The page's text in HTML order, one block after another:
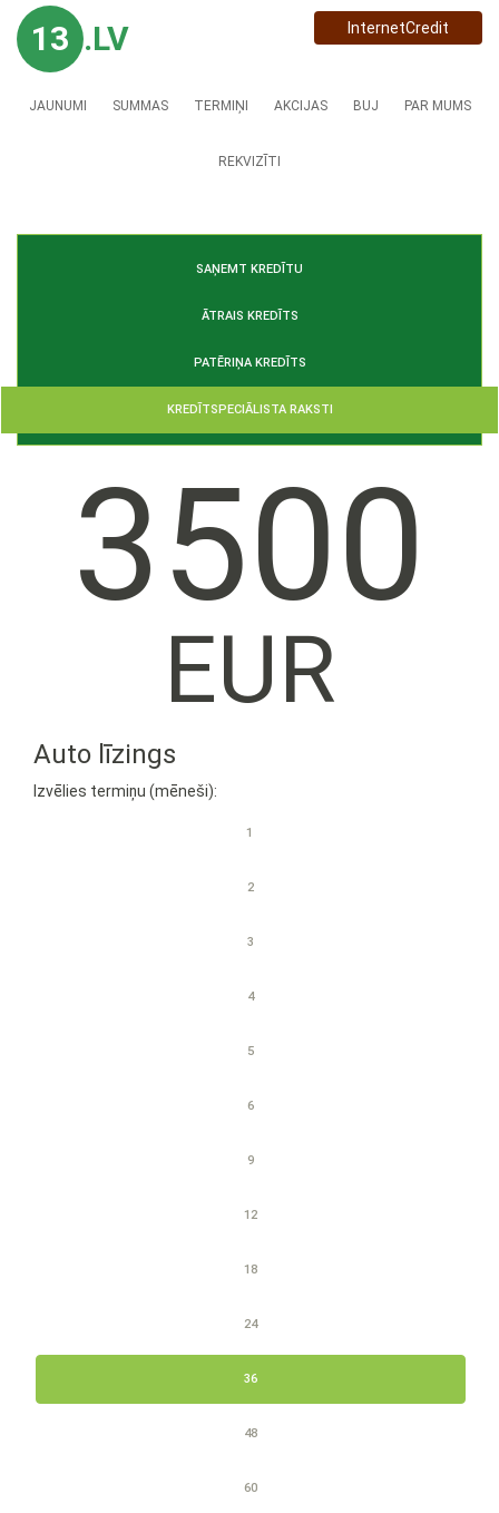
13 .LV InternetCredit
JAUNUMI SUMMAS TERMIŅI AKCIJAS BUJ PAR MUMS
REKVIZĪTI
SAŅEMT KREDĪTU
ĀTRAIS KREDĪTS
PATĒRIŅA KREDĪTS
KREDĪTSPECIĀLISTA RAKSTI
3500
EUR
Auto līzings
Izvēlies termiņu (mēneši):
1
2
3
4
5
6
9
12
18
24
36
48
60